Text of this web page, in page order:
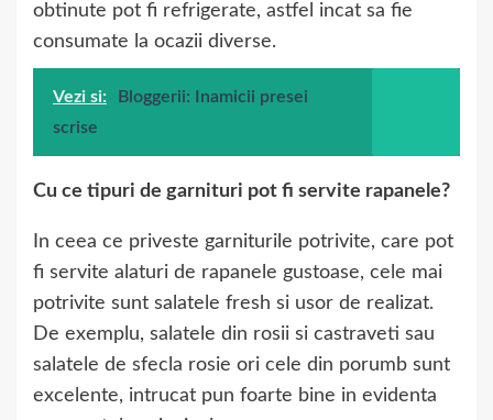
obtinute pot fi refrigerate, astfel incat sa fie
consumate la ocazii diverse.
Vezi si:
Bloggerii: Inamicii presei
scrise
Cu ce tipuri de garnituri pot fi servite rapanele?
In ceea ce priveste garniturile potrivite, care pot
fi servite alaturi de rapanele gustoase, cele mai
potrivite sunt salatele fresh si usor de realizat.
De exemplu, salatele din rosii si castraveti sau
salatele de sfecla rosie ori cele din porumb sunt
excelente, intrucat pun foarte bine in evidenta